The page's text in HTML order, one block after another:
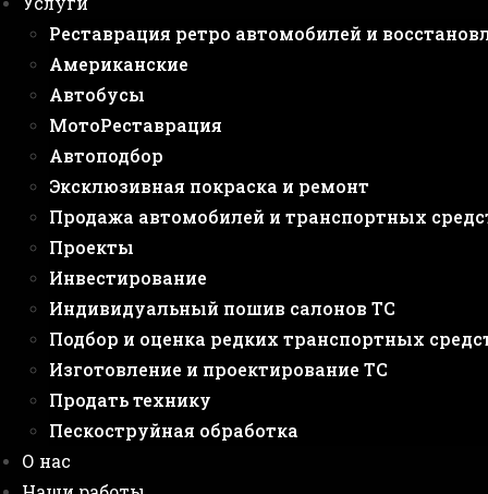
Реставрация ретро автомобилей и
Американские
Автобусы
МотоРеставрация
Автоподбор
Эксклюзивная покраска и ремонт
Продажа автомобилей и транспортных
Проекты
Инвестирование
Индивидуальный пошив салонов ТС
Подбор и оценка редких транспортных
Изготовление и проектирование ТС
Продать технику
Пескоструйная обработка
О нас